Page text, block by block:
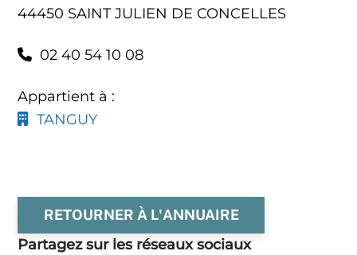
44450 SAINT JULIEN DE CONCELLES
02 40 54 10 08
Appartient à :
TANGUY
RETOURNER À L'ANNUAIRE
Partagez sur les réseaux sociaux